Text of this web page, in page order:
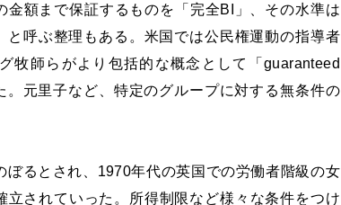
金額まで保証するものを「完全BI」、その水準は
と呼ぶ整理もある。米国では公民権運動の指導者
牧師らがより包括的な概念として「guaranteed
。元里子など、特定のグループに対する無条件の
ぼるとされ、1970年代の英国での労働者階級の女
立されていった。所得制限など様々な条件をつけ